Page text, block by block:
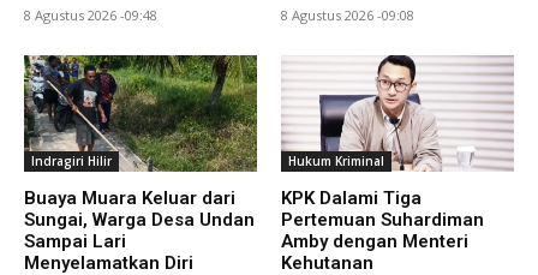
8 Agustus 2026 -09:48 8 Agustus 2026 -09:08
Indragiri Hilir
Buaya Muara Keluar dari
Sungai, Warga Desa Undan
Sampai Lari
Menyelamatkan Diri
Hukum Kriminal
KPK Dalami Tiga
Pertemuan Suhardiman
Amby dengan Menteri
Kehutanan